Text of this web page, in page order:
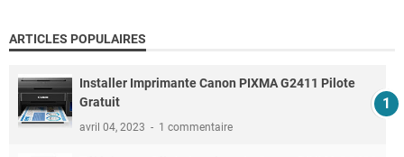
ARTICLES POPULAIRES
Installer Imprimante Canon PIXMA G2411 Pilote
Gratuit
avril 04, 2023 1 commentaire